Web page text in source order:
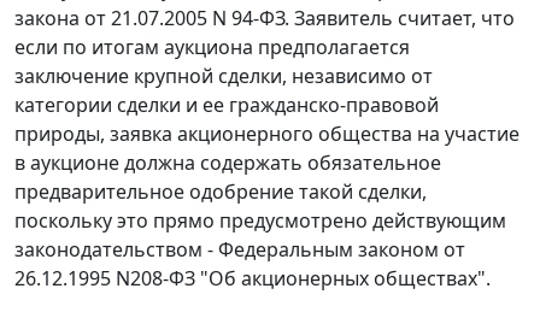
закона от 21.07.2005 N 94-ФЗ. Заявитель считает, что
если по итогам аукциона предполагается
заключение крупной сделки, независимо от
категории сделки и ее гражданско-правовой
природы, заявка акционерного общества на участие
в аукционе должна содержать обязательное
предварительное одобрение такой сделки,
поскольку это прямо предусмотрено действующим
законодательством - Федеральным законом от
26.12.1995 N208-ФЗ "Об акционерных обществах".